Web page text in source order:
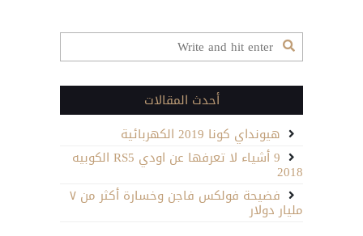
أحدث المقالات
هيونداي كونا 2019 الكهربائية
9 أشياء لا تعرفها عن اودي RS5 الكوبيه
2018
فضيحة فولكس فاجن وخسارة أكثر من ٧
مليار دولار